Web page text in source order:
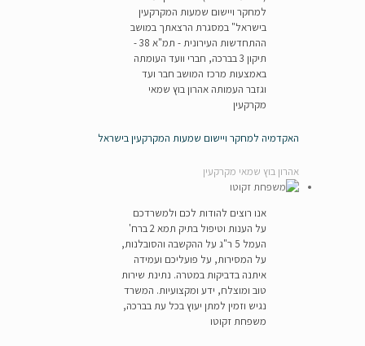
למחקר ויישום שמעות המקרקעין
בישראל" במסגרת הרצאתך במושב
ההתחדשות העירונית - תמ"א 38 -
תיקון 3 בברכה, חברי וועד העומתה
באמצעות מרכז המושב חבר ועד
וגזבר העמותה אהרון בוץ שמאי
מקרקעין
האקדמיה למחקר ויישום שמעות המקרקעין בישראל
אהרון בוץ שמאי מקרקעין
אנו רוצים להודות לכם ולמשרדכם
על הענות וטיפול בתיק תמא 2 ברח'
העמל 5 ר"ג על ההקשבה והסובלנות,
על המסירות, על פועליכם ועמידה
איתנה בדביקות במטרה. נתינת שירות
טוב ומוצלח, ידע ומקצועיות. המשרד
נגיש וזמין למתן יעוץ בכל עת בברכה,
משפחת זקוטו